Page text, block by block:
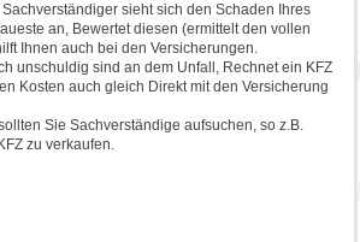
Sachverständiger sieht sich den Schaden Ihres
an, Bewertet diesen (ermittelt den vollen
Ihnen auch bei den Versicherungen.
unschuldig sind an dem Unfall, Rechnet ein KFZ
Kosten auch gleich Direkt mit den Versicherung
Sie Sachverständige aufsuchen, so z.B.
zu verkaufen.